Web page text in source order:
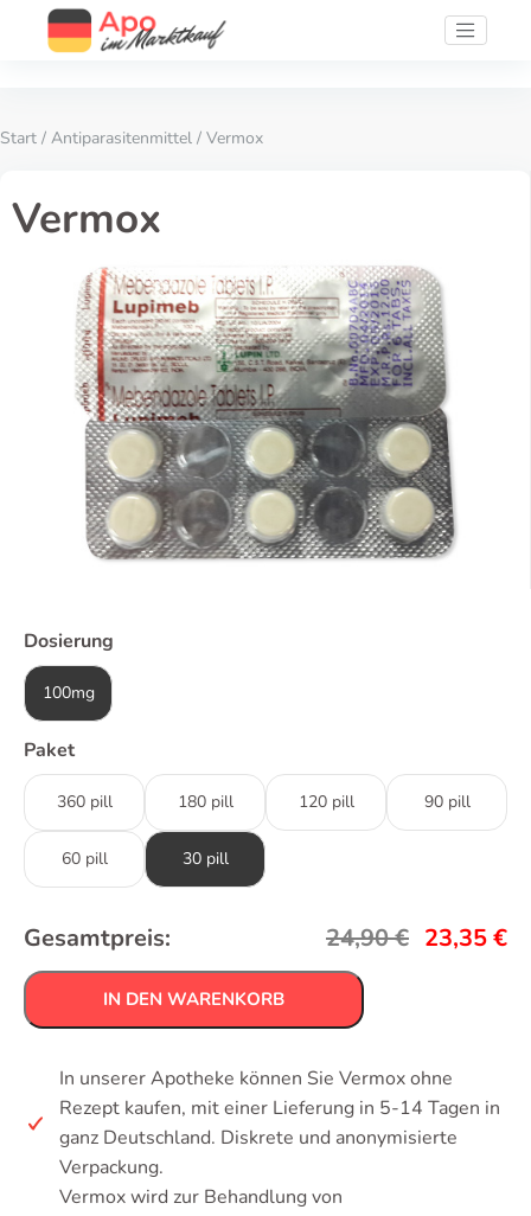
Start / Antiparasitenmittel / Vermox
Vermox
Dosierung
100mg
Paket
360 pill 180 pill 120 pill 90 pill
60 pill 30 pill
Gesamtpreis: 24,90€ 23,35€
IN DEN WARENKORB
In unserer Apotheke können Sie Vermox ohne
Rezept kaufen, mit einer Lieferung in 5-14 Tagen in
ganz Deutschland. Diskrete und anonymisierte
Verpackung.
Vermox wird zur Behandlung von